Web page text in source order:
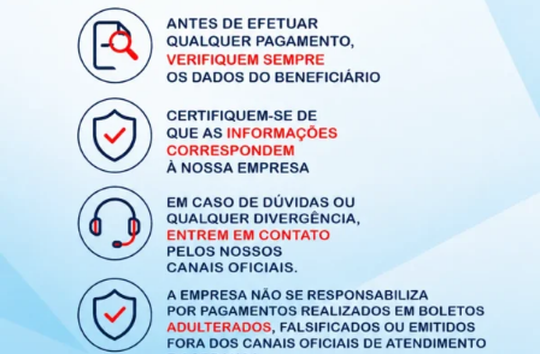
funcionalidade.
Euro Mats: indústria de capachos em
São Paulo
Euro Matsatua comoindústria de capachos em São Paulo
oferecendo soluções completas para empresas que buscam
qualidade, resistência e personalização.
Com fabricação própria e experiência no mercado,
desenvolvemos produtos que atendem diferentes necessidades,
sempre com foco em desempenho e acabamento profissional.